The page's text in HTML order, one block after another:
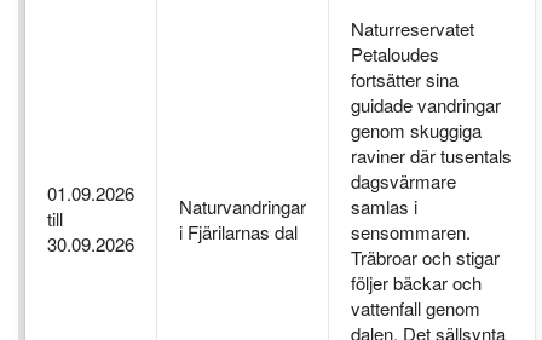
01.09.2026
till
30.09.2026
Naturvandringar
i Fjärilarnas dal
Naturreservatet
Petaloudes
fortsätter sina
guidade vandringar
genom skuggiga
raviner där tusentals
dagsvärmare
samlas i
sensommaren.
Träbroar och stigar
följer bäckar och
vattenfall genom
dalen. Det sällsynta